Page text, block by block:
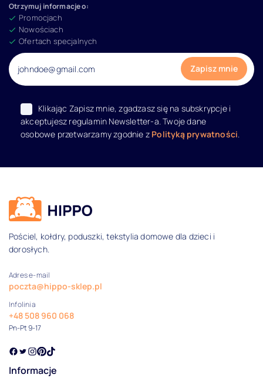
Otrzymuj informacje o:
Promocjach
Nowościach
Ofertach specjalnych
Klikając Zapisz mnie, zgadzasz się na subskrypcje i
akceptujesz regulamin Newsletter-a. Twoje dane
osobowe przetwarzamy zgodnie z Polityką prywatności.
Dane kontaktowe i informacje
Pościel, kołdry, poduszki, tekstylia domowe dla dzieci i
dorosłych.
Adres e-mail
poczta@hippo-sklep.pl
Infolinia
+48 508 960 068
Pn-Pt 9-17
Informacje